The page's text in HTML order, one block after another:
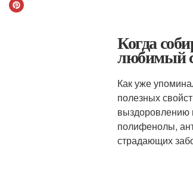
Когда
любимый
Как уже
полезных
выздоровлению
полифенолы,
страдающих